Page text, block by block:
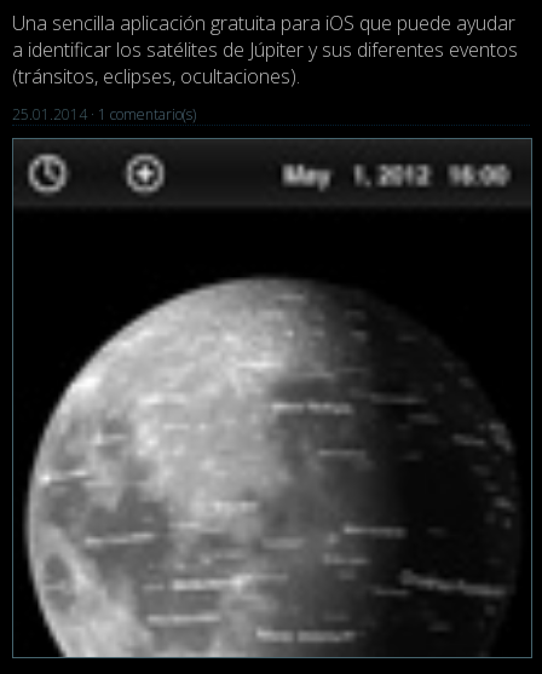
Una sencilla aplicación gratuita para iOS que puede ayudar
a identificar los satélites de Júpiter y sus diferentes eventos
(tránsitos, eclipses, ocultaciones).
25.01.2014 · 1 comentario(s)